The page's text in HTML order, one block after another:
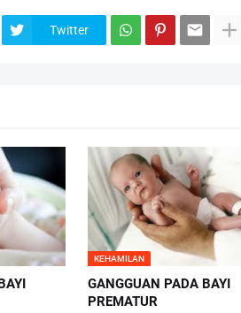
Twitter
KEHAMILAN
GANGGUAN PADA BAYI
PREMATUR